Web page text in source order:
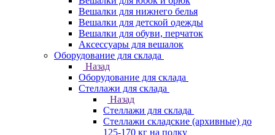
Вешалки для нижнего белья
Вешалки для детской одежды
Вешалки для обуви, перчаток
Аксессуары для вешалок
Оборудование для склада
Назад
Оборудование для склада
Стеллажи для склада
Назад
Стеллажи для склада
Стеллажи складские (архивные) до
125-170 кг на полку